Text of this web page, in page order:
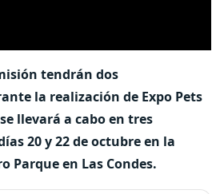
tendrán dos
la realización de Expo Pets
llevará a cabo en tres
20 y 22 de octubre en la
Parque en Las Condes.